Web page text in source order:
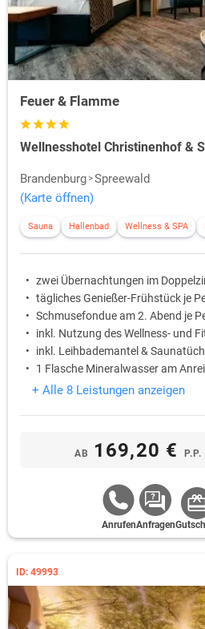
Feuer & Flamme
Wellnesshotel Christinenhof &
Brandenburg Spreewald
(Karte öffnen)
Sauna Hallenbad Wellness & SPA
zwei Übernachtungen im
tägliches Genießer-Frühstück je
Schmusefondue am 2. Abend je
inkl. Nutzung des Wellness- und
inkl. Leihbademantel &
1 Flasche Mineralwasser am
+ Alle 8 Leistungen anzeigen
AB 169,20 € P.P.
AnrufenAnfragen
ID: 49993